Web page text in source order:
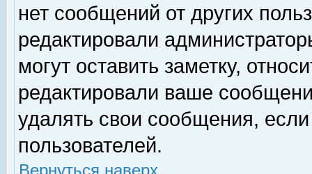
нет сообщений от других
редактировали
могут оставить заметку,
редактировали ваше
удалять свои сообщения,
пользователей.
Вернуться наверх